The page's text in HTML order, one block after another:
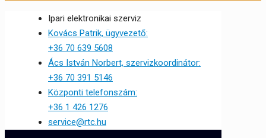
Ipari elektronikai szerviz
Kovács Patrik, ügyvezető:
+36 70 639 5608
Ács István Norbert, szervizkoordinátor:
+36 70 391 5146
Központi telefonszám:
+36 1 426 1276
service@rtc.hu